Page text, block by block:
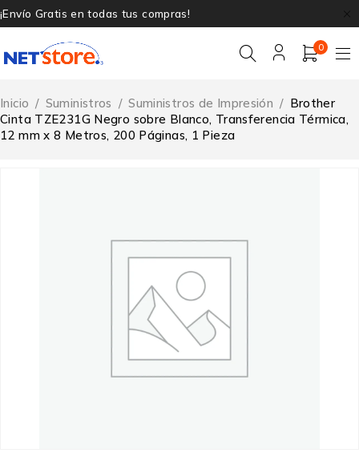
¡Envío Gratis en todas tus compras!
0
Inicio / Suministros / Suministros de Impresión / Brother
Cinta TZE231G Negro sobre Blanco, Transferencia Térmica,
12 mm x 8 Metros, 200 Páginas, 1 Pieza